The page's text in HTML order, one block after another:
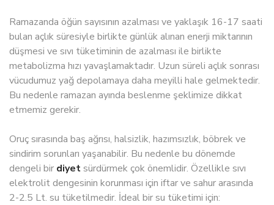
Ramazanda öğün sayısının azalması ve yaklaşık 16-17 saati
bulan açlık süresiyle birlikte günlük alınan enerji miktarının
düşmesi ve sıvı tüketiminin de azalması ile birlikte
metabolizma hızı yavaşlamaktadır. Uzun süreli açlık sonrası
vücudumuz yağ depolamaya daha meyilli hale gelmektedir.
Bu nedenle ramazan ayında beslenme şeklimize dikkat
etmemiz gerekir.
Oruç sırasında baş ağrısı, halsizlik, hazımsızlık, böbrek ve
sindirim sorunları yaşanabilir. Bu nedenle bu dönemde
dengeli bir diyetsürdürmek çok önemlidir. Özellikle sıvı
elektrolit dengesinin korunması için iftar ve sahur arasında
2-2.5 Lt. su tüketilmedir. İdeal bir su tüketimi için: